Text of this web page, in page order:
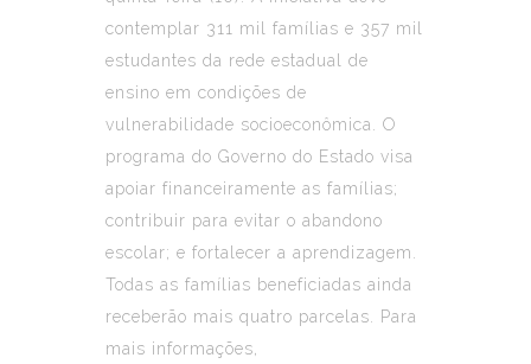
contemplar 311 mil famílias e 357 mil
estudantes da rede estadual de
ensino em condições de
vulnerabilidade socioeconômica. O
programa do Governo do Estado visa
apoiar financeiramente as famílias;
contribuir para evitar o abandono
escolar; e fortalecer a aprendizagem.
Todas as famílias beneficiadas ainda
receberão mais quatro parcelas. Para
mais informações,